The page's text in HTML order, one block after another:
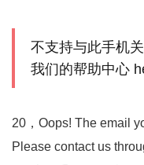
不支持与此手机
我们的帮助中心
20，Oops! The email
Please contact us